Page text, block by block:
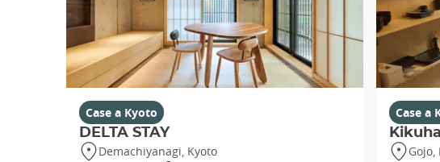
Case a Kyoto
DELTA STAY
Demachiyanagi, Kyoto
Case a
Gojo,